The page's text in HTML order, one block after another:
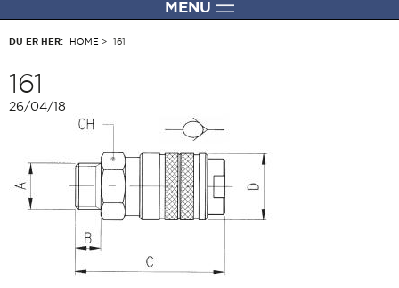
MENU
DU ER HER: HOME > 161
161
26/04/18